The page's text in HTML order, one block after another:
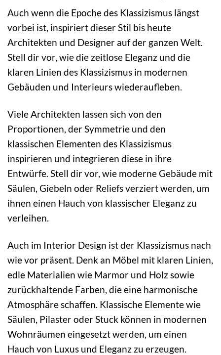
Auch wenn die Epoche des Klassizismus längst
vorbei ist, inspiriert dieser Stil bis heute
Architekten und Designer auf der ganzen Welt.
Stell dir vor, wie die zeitlose Eleganz und die
klaren Linien des Klassizismus in modernen
Gebäuden und Interieurs wiederaufleben.
Viele Architekten lassen sich von den
Proportionen, der Symmetrie und den
klassischen Elementen des Klassizismus
inspirieren und integrieren diese in ihre
Entwürfe. Stell dir vor, wie moderne Gebäude mit
Säulen, Giebeln oder Reliefs verziert werden, um
ihnen einen Hauch von klassischer Eleganz zu
verleihen.
Auch im Interior Design ist der Klassizismus nach
wie vor präsent. Denk an Möbel mit klaren Linien,
edle Materialien wie Marmor und Holz sowie
zurückhaltende Farben, die eine harmonische
Atmosphäre schaffen. Klassische Elemente wie
Säulen, Pilaster oder Stuck können in modernen
Wohnräumen eingesetzt werden, um einen
Hauch von Luxus und Eleganz zu erzeugen.